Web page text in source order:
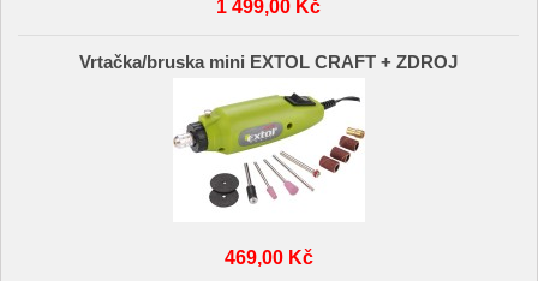
1 499,00 Kč
Vrtačka/bruska mini EXTOL CRAFT + ZDROJ
469,00 Kč